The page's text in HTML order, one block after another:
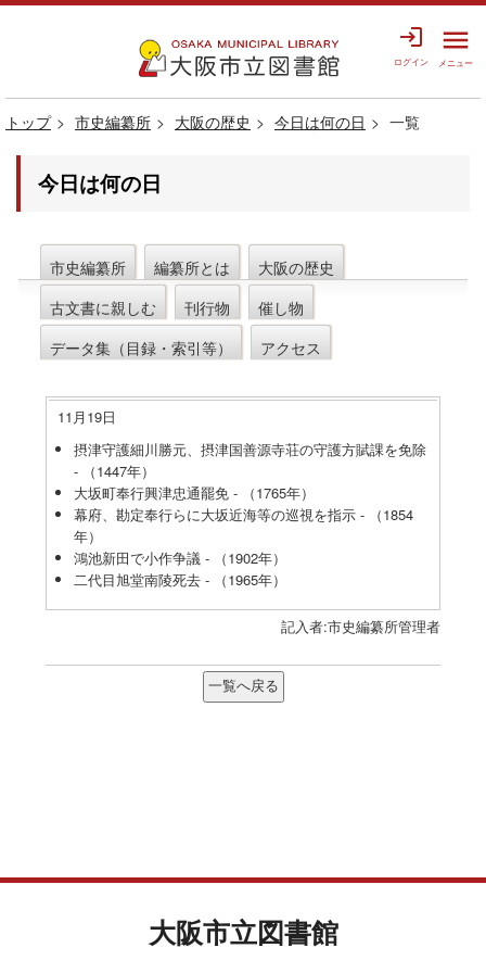
login
ログイン
menu
メニュー
トップ 市史編纂所 大阪の歴史 今日は何の日 一覧
今日は何の日
市史編纂所 編纂所とは
大阪の歴史
古文書に親しむ
刊行物
催し物
データ集（目録・索引等）
アクセス
11月19日
摂津守護細川勝元、摂津国善源寺荘の守護方賦課を免除
- （1447年）
大坂町奉行興津忠通罷免 - （1765年）
幕府、勘定奉行らに大坂近海等の巡視を指示 - （1854
年）
鴻池新田で小作争議 - （1902年）
二代目旭堂南陵死去 - （1965年）
記入者:市史編纂所管理者
大阪市立図書館